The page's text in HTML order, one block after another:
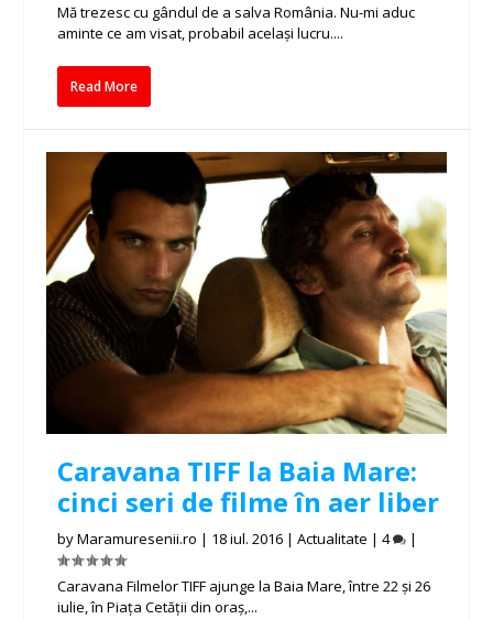
Mă trezesc cu gândul de a salva România. Nu-mi aduc
aminte ce am visat, probabil același lucru....
Read More
Caravana TIFF la Baia Mare:
cinci seri de filme în aer liber
byMaramuresenii.ro | 18 iul. 2016 |Actualitate |4 |
Caravana Filmelor TIFF ajunge la Baia Mare, între 22 și 26
iulie, în Piața Cetății din oraș,...